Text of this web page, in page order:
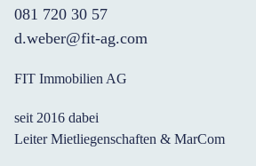
081 720 30 57
d.weber@fit-ag.com
FIT Immobilien AG
seit 2016 dabei
Leiter Mietliegenschaften & MarCom